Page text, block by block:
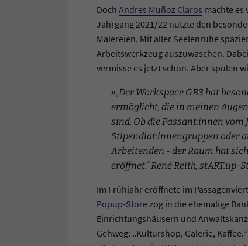
Doch Andres Muñoz Claros machte es
Jahrgang 2021/22 nutzte den
Malereien. Mit aller Seelenruhe
Arbeitswerkzeug auszuwaschen.
vermisse es jetzt schon. Aber spulen
„Der Workspace GB3 hat
ermöglicht, die in meinen
sind. Ob die Passant:innen
Stipendiat:innengruppen oder
Arbeitenden - der Raum hat
eröffnet.“ René Reith, stART.up-
Im Frühjahr eröffnete im
Popup-Store zog in die ehemalige
Einrichtungshäusern und
Gehweg: „Kulturshop, Galerie,